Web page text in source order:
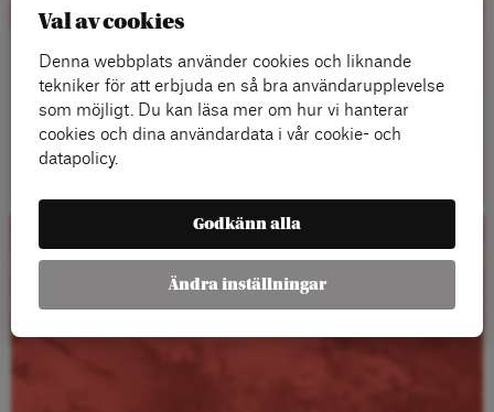
Läs mer
Kalender
Val av cookies
Denna webbplats använder cookies och liknande
tekniker för att erbjuda en så bra användarupplevelse
som möjligt. Du kan läsa mer om hur vi hanterar
cookies och dina användardata i vår cookie- och
datapolicy.
Godkänn alla
Ändra inställningar